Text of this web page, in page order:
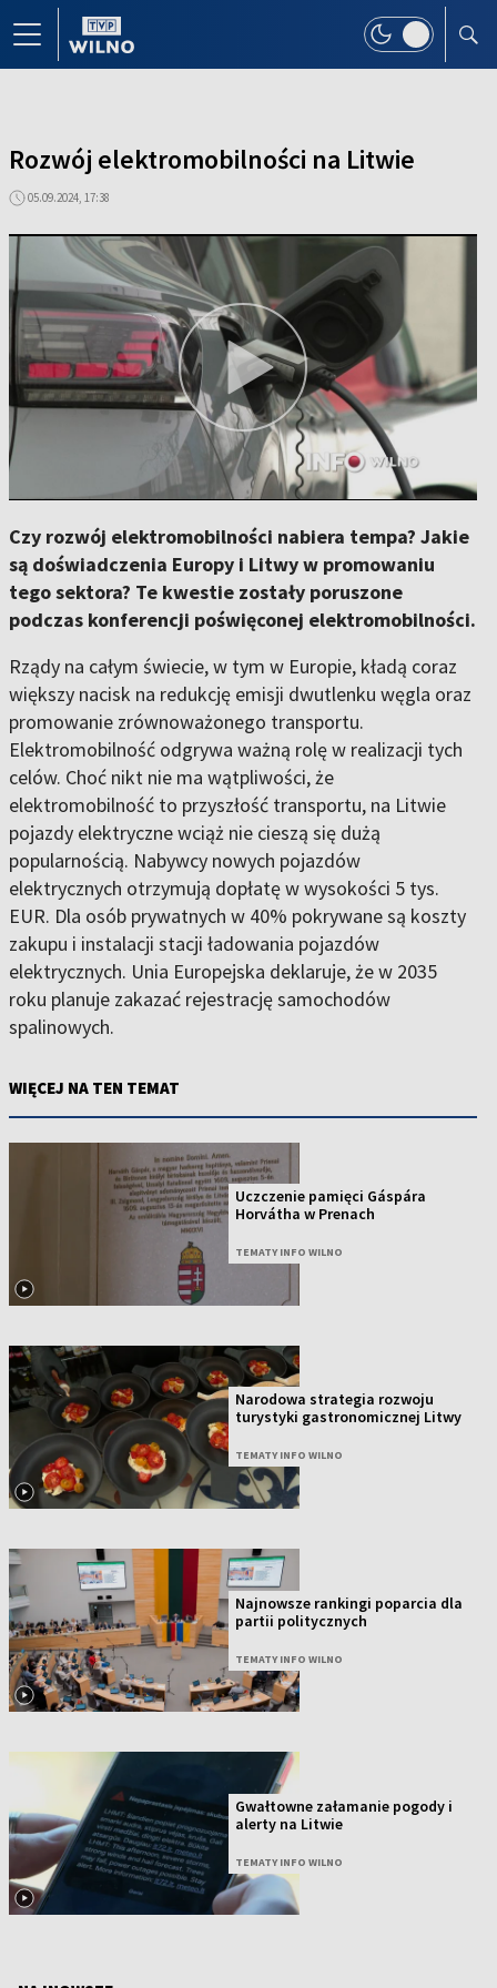
Rozwój elektromobilności na Litwie
05.09.2024, 17:38
Czy rozwój elektromobilności nabiera tempa? Jakie
są doświadczenia Europy i Litwy w promowaniu
tego sektora? Te kwestie zostały poruszone
podczas konferencji poświęconej elektromobilności.
Rządy na całym świecie, w tym w Europie, kładą coraz
większy nacisk na redukcję emisji dwutlenku węgla oraz
promowanie zrównoważonego transportu.
Elektromobilność odgrywa ważną rolę w realizacji tych
celów. Choć nikt nie ma wątpliwości, że
elektromobilność to przyszłość transportu, na Litwie
pojazdy elektryczne wciąż nie cieszą się dużą
popularnością. Nabywcy nowych pojazdów
elektrycznych otrzymują dopłatę w wysokości 5 tys.
EUR. Dla osób prywatnych w 40% pokrywane są koszty
zakupu i instalacji stacji ładowania pojazdów
elektrycznych. Unia Europejska deklaruje, że w 2035
roku planuje zakazać rejestrację samochodów
spalinowych.
WIĘCEJ NA TEN TEMAT
Uczczenie pamięci Gáspára
Horvátha w Prenach
TEMATY INFO WILNO
Narodowa strategia rozwoju
turystyki gastronomicznej Litwy
TEMATY INFO WILNO
Najnowsze rankingi poparcia dla
partii politycznych
TEMATY INFO WILNO
Gwałtowne załamanie pogody i
alerty na Litwie
TEMATY INFO WILNO